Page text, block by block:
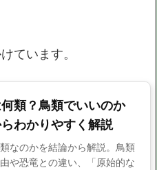
ています。
類？鳥類でいいのか
わかりやすく解説
なのかを結論から解説。鳥類
や恐竜との違い、「原始的な